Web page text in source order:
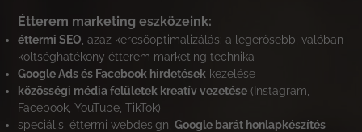
Étterem marketing eszközeink:
éttermi SEO , azaz keresőoptimalizálás: a legerősebb, valóban
költséghatékony étterem marketing technika
Google Ads és Facebook hirdetések kezelése
közösségi média felületek kreatív vezetése (Instagram,
Facebook, YouTube, TikTok)
speciális, éttermi webdesign,Google barát honlapkészítés